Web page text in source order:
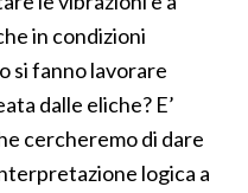
in condizioni
si fanno lavorare
dalle eliche? E’
cercheremo di dare
logica a